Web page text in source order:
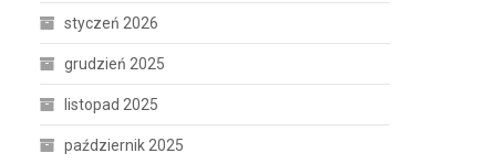
styczeń 2026
grudzień 2025
listopad 2025
październik 2025